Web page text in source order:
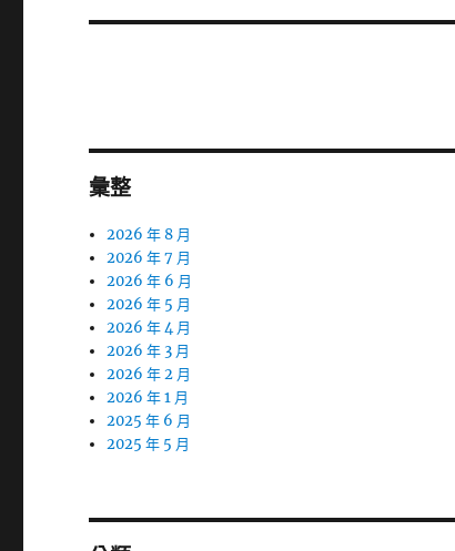
篇
彙整
2026 年 8 月
2026 年 7 月
2026 年 6 月
2026 年 5 月
2026 年 4 月
2026 年 3 月
2026 年 2 月
2026 年 1 月
2025 年 6 月
2025 年 5 月